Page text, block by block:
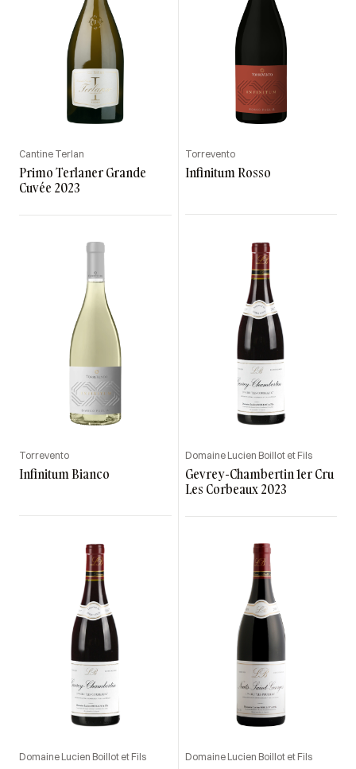
Cantine Terlan
Primo Terlaner Grande
Cuvée 2023
Torrevento
Infinitum Rosso
Torrevento
Infinitum Bianco
Domaine Lucien Boillot et Fils
Gevrey-Chambertin 1er Cru
Les Corbeaux 2023
Domaine Lucien Boillot et Fils Domaine Lucien Boillot et Fils